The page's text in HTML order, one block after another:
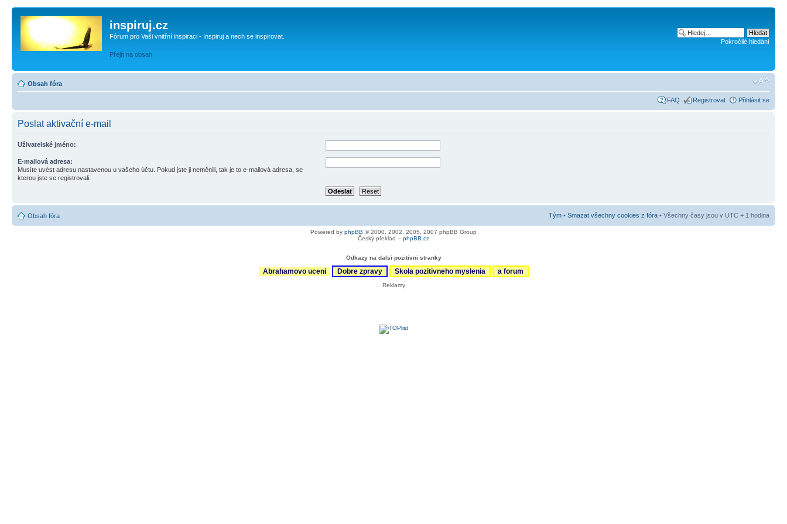
inspiruj.cz
Fórum pro Vaši vnitřní inspiraci - Inspiruj a nech se inspirovat.
Přejít na obsah
Pokročilé hledání
Obsah fóra
FAQ Registrovat Přihlásit se
Poslat aktivační e-mail
Uživatelské jméno:
E-mailová adresa:
Musíte uvést adresu nastavenou u vašeho účtu. Pokud jste ji neměnili, tak je to e-mailová adresa, se
kterou jste se registrovali.
Obsah fóra Tým • Smazat všechny cookies z fóra • Všechny časy jsou v UTC + 1 hodina
Powered by phpBB © 2000, 2002, 2005, 2007 phpBB Group
Český překlad – phpBB.cz
Odkazy na dalsi pozitivni stranky
Abrahamovo uceni Dobre zpravy Skola pozitivneho myslenia a forum
Reklamy